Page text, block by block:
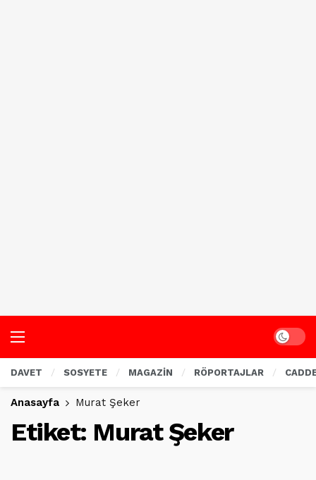
Dark
DAVET SOSYETE MAGAZİN RÖPORTAJLAR
Anasayfa Murat Şeker
Etiket: Murat Şeker